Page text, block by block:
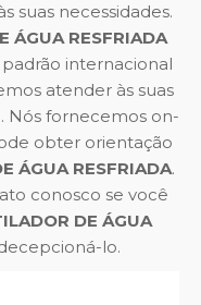
suas necessidades.
ÁGUA RESFRIADA
internacional
atender às suas
Nós fornecemos on-
obter orientação
ÁGUA RESFRIADA.
conosco se você
DE ÁGUA
lo.